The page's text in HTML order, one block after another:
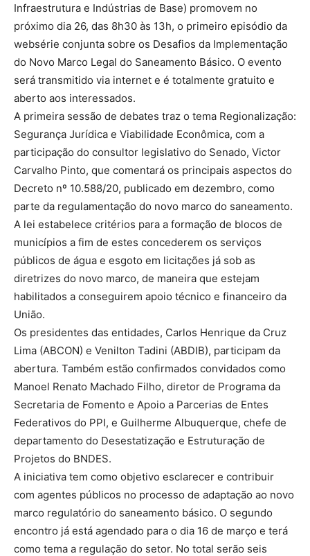
Infraestrutura e Indústrias de Base) promovem no
próximo dia 26, das 8h30 às 13h, o primeiro episódio da
websérie conjunta sobre os Desafios da Implementação
do Novo Marco Legal do Saneamento Básico. O evento
será transmitido via internet e é totalmente gratuito e
aberto aos interessados.
A primeira sessão de debates traz o tema Regionalização:
Segurança Jurídica e Viabilidade Econômica, com a
participação do consultor legislativo do Senado, Victor
Carvalho Pinto, que comentará os principais aspectos do
Decreto nº 10.588/20, publicado em dezembro, como
parte da regulamentação do novo marco do saneamento.
A lei estabelece critérios para a formação de blocos de
municípios a fim de estes concederem os serviços
públicos de água e esgoto em licitações já sob as
diretrizes do novo marco, de maneira que estejam
habilitados a conseguirem apoio técnico e financeiro da
União.
Os presidentes das entidades, Carlos Henrique da Cruz
Lima (ABCON) e Venilton Tadini (ABDIB), participam da
abertura. Também estão confirmados convidados como
Manoel Renato Machado Filho, diretor de Programa da
Secretaria de Fomento e Apoio a Parcerias de Entes
Federativos do PPI, e Guilherme Albuquerque, chefe de
departamento do Desestatização e Estruturação de
Projetos do BNDES.
A iniciativa tem como objetivo esclarecer e contribuir
com agentes públicos no processo de adaptação ao novo
marco regulatório do saneamento básico. O segundo
encontro já está agendado para o dia 16 de março e terá
como tema a regulação do setor. No total serão seis